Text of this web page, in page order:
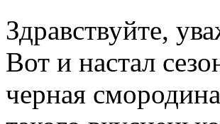
Здравствуйте,
Вот и настал
черная